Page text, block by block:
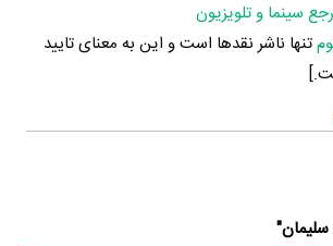
سینما و تلویزیون
تنها ناشر نقدها است و این به معنای تایید